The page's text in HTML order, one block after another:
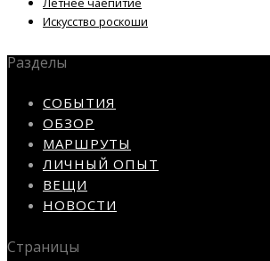
Искусство роскоши
Разделы
СОБЫТИЯ
ОБЗОР
МАРШРУТЫ
ЛИЧНЫЙ ОПЫТ
ВЕЩИ
НОВОСТИ
Страницы